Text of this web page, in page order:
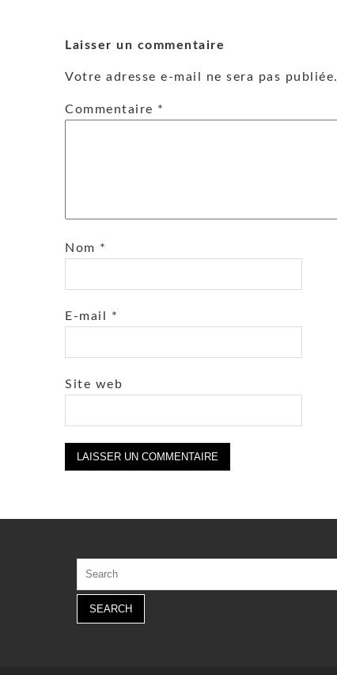
Laisser un commentaire
Votre adresse e-mail ne sera pas publiée.
Commentaire *
Nom *
E-mail *
Site web
for: